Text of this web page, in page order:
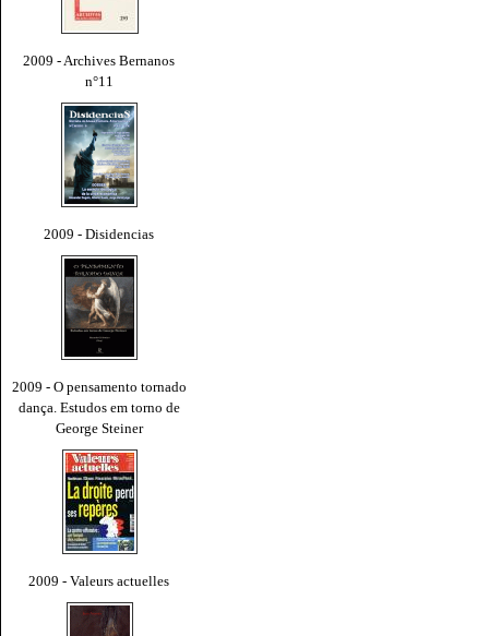
2009 - Archives Bernanos
n°11
2009 - Disidencias
2009 - O pensamento tornado
dança. Estudos em torno de
George Steiner
2009 - Valeurs actuelles